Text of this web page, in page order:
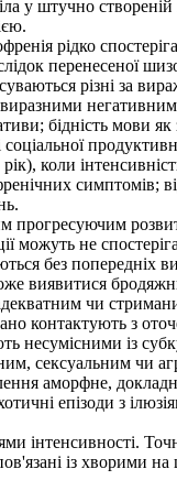
у штучно створеній
рідко
перенесеної
різні за
бідність мови
коли
симптомів;
можуть не
без попередніх
виявитися
чи
контактують з
із
сексуальним чи
аморфне,
епізоди з
інтенсивності.
із